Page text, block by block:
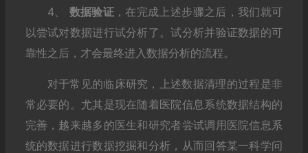
4、 数据验证 ，在完成上述步骤之后，我们就可
以尝试对数据进行试分析了。试分析并验证数据的可
靠性之后，才会最终进入数据分析的流程。
对于常见的临床研究，上述数据清理的过程是非
常必要的。尤其是现在随着医院信息系统数据结构的
完善，越来越多的医生和研究者尝试调用医院信息系
统的数据进行数据挖掘和分析，从而回答某一科学问